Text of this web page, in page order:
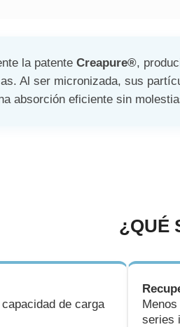
la patente Creapure®,
Al ser micronizada, sus
absorción eficiente sin
¿QUÉ
de carga
series